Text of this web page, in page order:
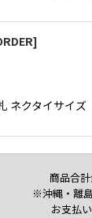
]
ネクタイサイ
商品合
※沖縄・離
お支払